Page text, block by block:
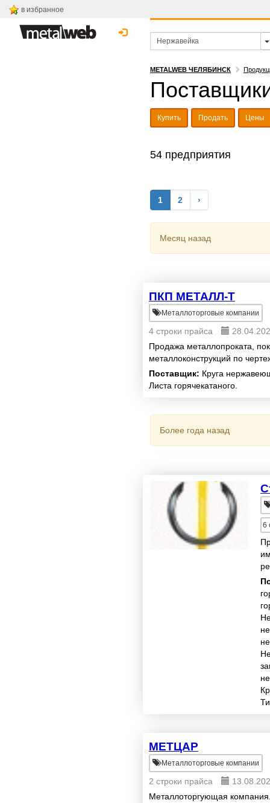
в избранное
METALWEB ЧЕЛЯБИНСК
Купить Продать Цены
54 предприятия
1 2 ›
Месяц назад
ПКП МЕТАЛЛ-Т
Металлоторговые компании
4 строки прайса
Продажа металлопроката,
металлоконструкций по
Поставщик: Круга
Листа горячекатаного.
Более года назад
6
МЕТЦАР
Металлоторговые компании
2 строки прайса
Металлоторгующая